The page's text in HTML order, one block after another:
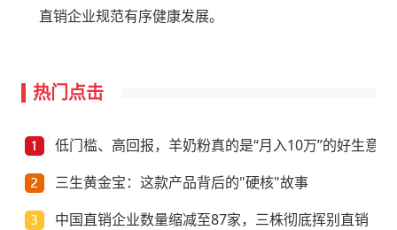
直销企业规范有序健康发展。
热门点击
低门槛、高回报，羊奶粉真的是“月入10万”的好生意？
三生黄金宝：这款产品背后的"硬核"故事
中国直销企业数量缩减至87家，三株彻底挥别直销